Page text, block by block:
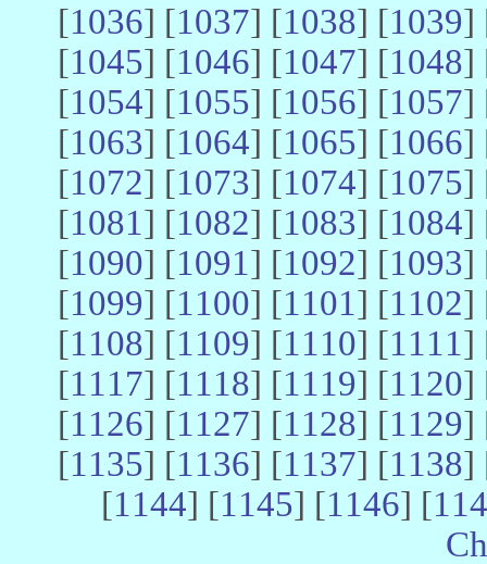
[1036] [1037] [1038] [1039]
[1045] [1046] [1047] [1048]
[1054] [1055] [1056] [1057]
[1063] [1064] [1065] [1066]
[1072] [1073] [1074] [1075]
[1081] [1082] [1083] [1084]
[1090] [1091] [1092] [1093]
[1099] [1100] [1101] [1102]
[1108] [1109] [1110] [1111]
[1117] [1118] [1119] [1120]
[1126] [1127] [1128] [1129]
[1135] [1136] [1137] [1138]
[1144] [1145] [1146] [